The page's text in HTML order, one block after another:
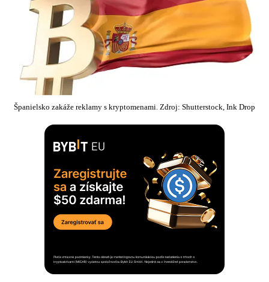
Španielsko zakáže reklamy s kryptomenami. Zdroj: Shutterstock, Ink Drop